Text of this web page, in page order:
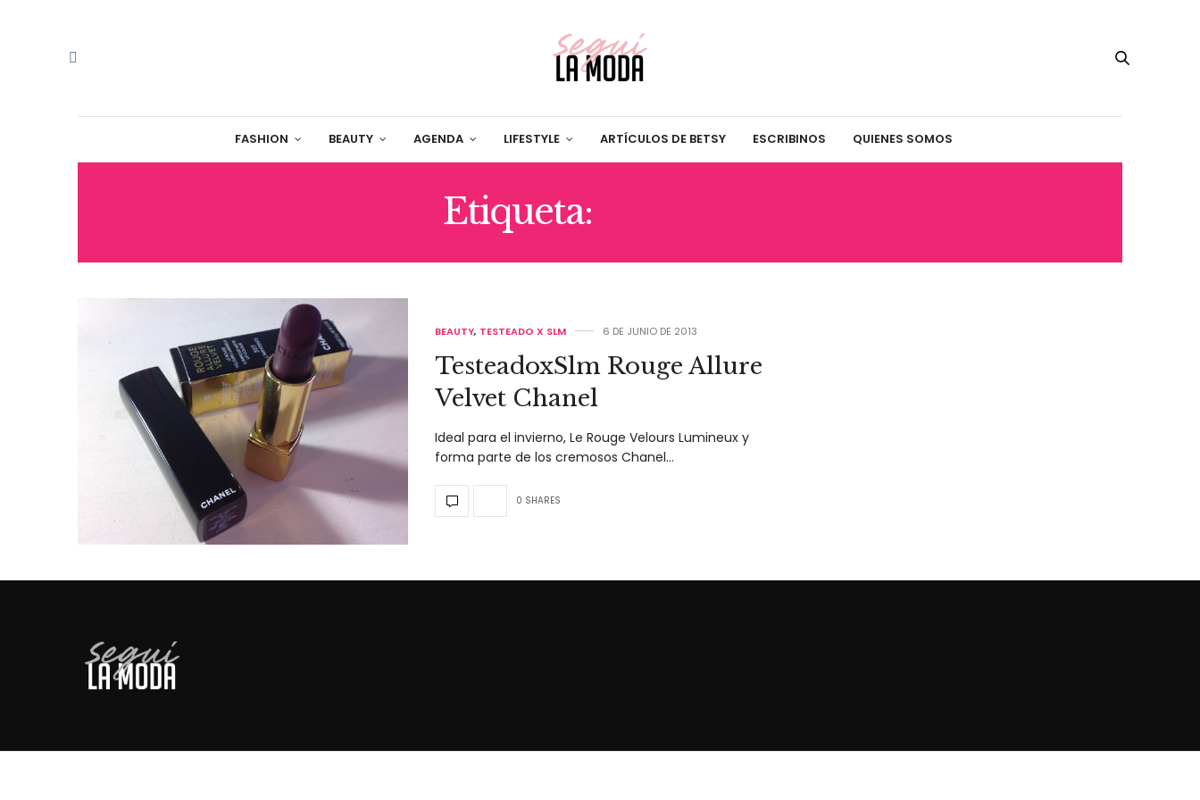
FASHION BEAUTY AGENDA LIFESTYLE ARTÍCULOS DE BETSY ESCRIBINOS QUIENES SOMOS
Etiqueta:
BEAUTY, TESTEADO X SLM 6 DE JUNIO DE 2013
TesteadoxSlm Rouge Allure
Velvet Chanel
Ideal para el invierno, Le Rouge Velours Lumineux y
forma parte de los cremosos Chanel…
0 SHARES